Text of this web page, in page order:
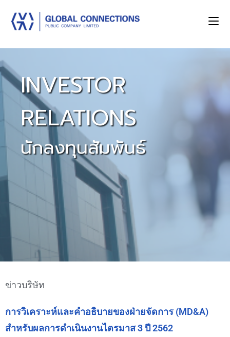
INVESTOR
RELATIONS
นักลงทุนสัมพันธ์
ข่าวบริษัท
การวิเคราะห์และคำอธิบายของฝ่ายจัดการ (MD&A)
สำหรับผลการดำเนินงานไตรมาส 3 ปี 2562